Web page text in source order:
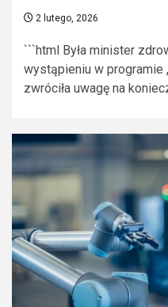
2 lutego, 2026
```html Była minister
wystąpieniu w programie
zwróciła uwagę na